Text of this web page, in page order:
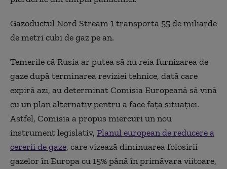
Gazoductul Nord Stream 1 transportă 55 de miliarde
de metri cubi de gaz pe an.
Temerile că Rusia ar putea să nu reia furnizarea de
gaze după terminarea reviziei tehnice, dată care
expiră azi, au determinat Comisia Europeană să vină
cu un plan alternativ pentru a face față situației.
Astfel, Comisia a propus miercuri un nou
instrument legislativ, Planul european de reducere a
cererii de gaze, care vizează diminuarea folosirii
gazelor în Europa cu 15% până în primăvara viitoare,